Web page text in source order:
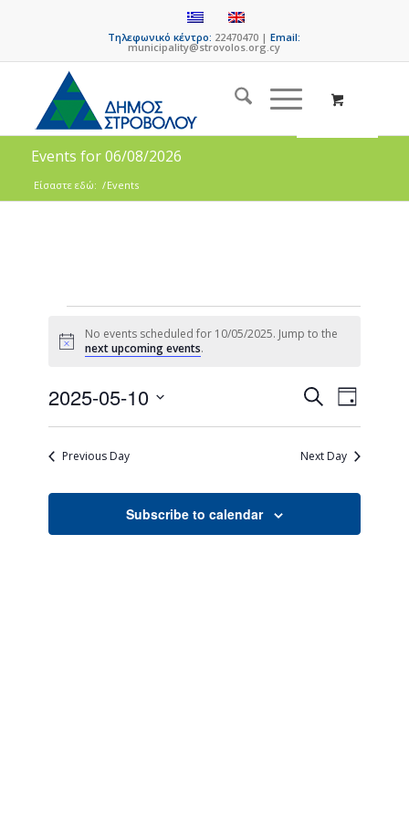
Τηλεφωνικό κέντρο: 22470470 |Email:
municipality@strovolos.org.cy
Events for 06/08/2026
Είσαστε εδώ: /Events
Notice
No events scheduled for 10/05/2025. Jump to the
next upcoming events.
Events
Search
and
SearchEvent
Views
Day
2025-05-10
Previous Day
Next Day
Subscribe to calendar